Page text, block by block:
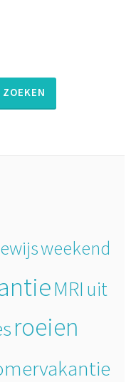
ZOEKEN
weekend
MRI uit
roeien